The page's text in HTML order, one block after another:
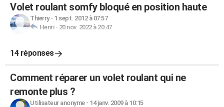
Volet roulant somfy bloqué en position haute
Thierry- 1 sept. 2012 à 07:57
Henri- 20 nov. 2022 à 20:47
14 réponses
Comment réparer un volet roulant qui ne
remonte plus ?
Utilisateur anonyme- 14 janv. 2009 à 10:15